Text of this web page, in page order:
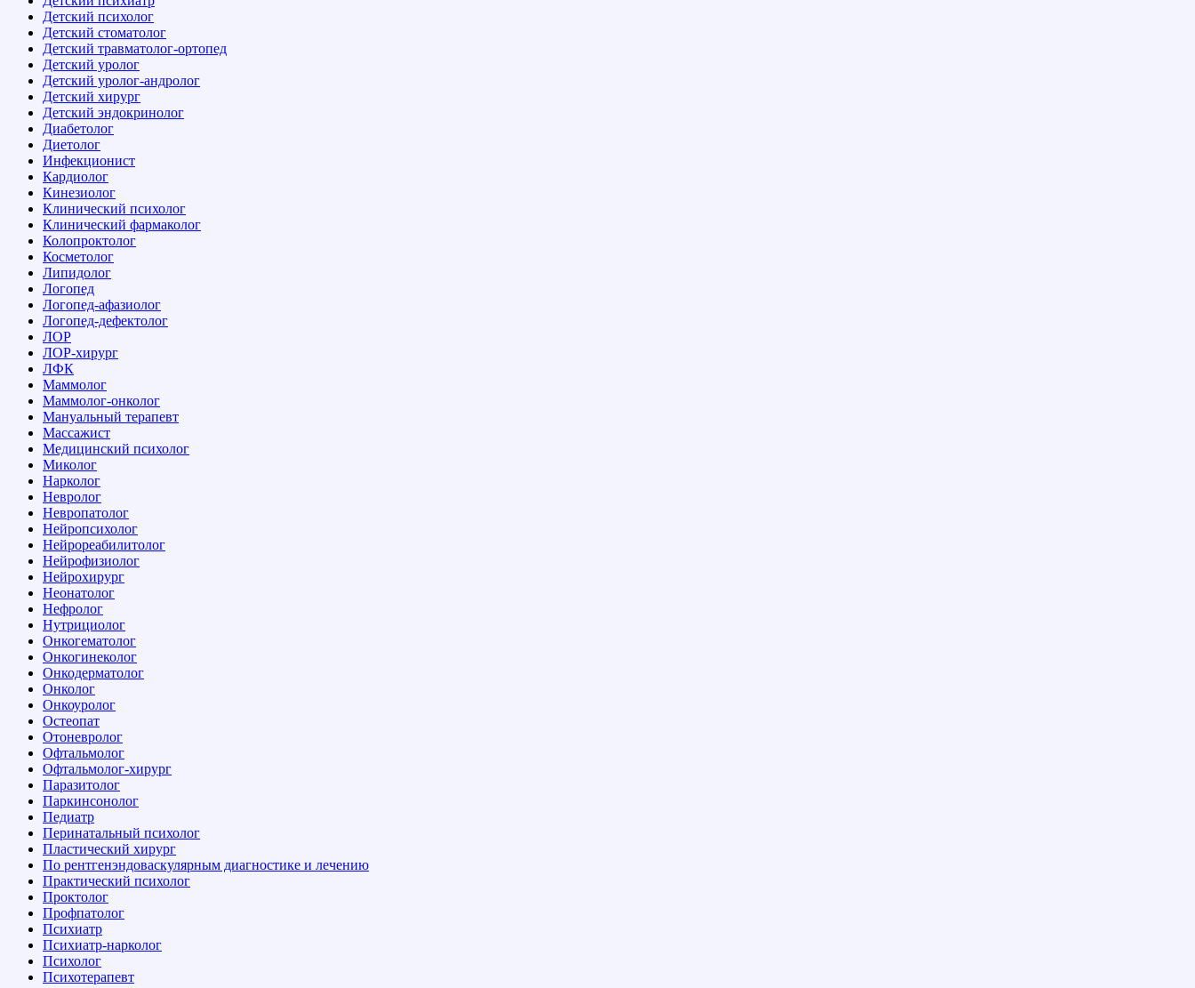
Детский психолог
Детский стоматолог
Детский травматолог-ортопед
Детский уролог
Детский уролог-андролог
Детский хирург
Детский эндокринолог
Диабетолог
Диетолог
Инфекционист
Кардиолог
Кинезиолог
Клинический психолог
Клинический фармаколог
Колопроктолог
Косметолог
Липидолог
Логопед
Логопед-афазиолог
Логопед-дефектолог
ЛОР
ЛОР-хирург
ЛФК
Маммолог
Маммолог-онколог
Мануальный терапевт
Массажист
Медицинский психолог
Миколог
Нарколог
Невролог
Невропатолог
Нейропсихолог
Нейрореабилитолог
Нейрофизиолог
Нейрохирург
Неонатолог
Нефролог
Нутрициолог
Онкогематолог
Онкогинеколог
Онкодерматолог
Онколог
Онкоуролог
Остеопат
Отоневролог
Офтальмолог
Офтальмолог-хирург
Паразитолог
Паркинсонолог
Педиатр
Перинатальный психолог
Пластический хирург
По рентгенэндоваскулярным диагностике и лечению
Практический психолог
Проктолог
Профпатолог
Психиатр
Психиатр-нарколог
Психолог
Психотерапевт